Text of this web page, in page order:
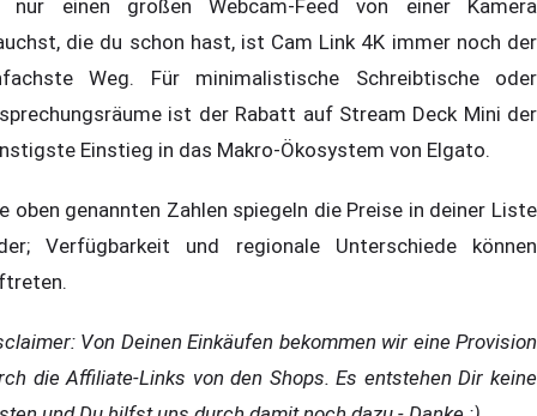
nur einen großen Webcam-Feed von einer Kamera
die du schon hast, ist Cam Link 4K immer noch der
Weg. Für minimalistische Schreibtische oder
ist der Rabatt auf Stream Deck Mini der
Einstieg in das Makro-Ökosystem von Elgato.
oben genannten Zahlen spiegeln die Preise in deiner Liste
Verfügbarkeit und regionale Unterschiede können
Von Deinen Einkäufen bekommen wir eine Provision
die Affiliate-Links von den Shops. Es entstehen Dir keine